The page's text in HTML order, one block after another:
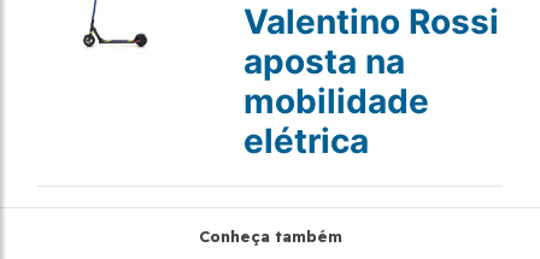
Valentino Rossi
aposta na
mobilidade
elétrica
Conheça também